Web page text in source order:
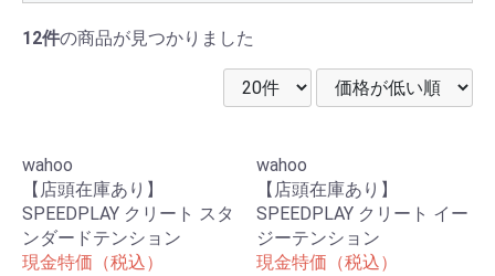
12件の商品が見つかりました
wahoo
【店頭在庫あり】
SPEEDPLAY クリート スタ
ンダードテンション
現金特価（税込）
wahoo
【店頭在庫あり】
SPEEDPLAY クリート イー
ジーテンション
現金特価（税込）